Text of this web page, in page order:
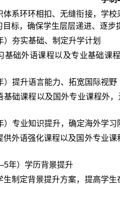
体系环环相扣、无缝衔接，学
标，确保学生层层递进、逐步
）夯实基础、制定升学计划
基础外语课程以及专业基础课
）提升语言能力、拓宽国际视野
基础课程以及国外专业课程外
）专业知识提升，确定海外学
供外语强化课程以及国外专业
年）学历背景提升
生制定背景提升方案，提高学